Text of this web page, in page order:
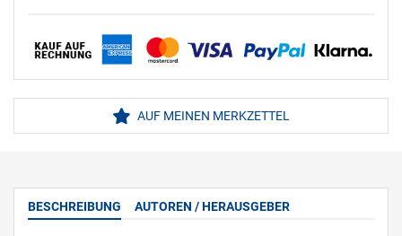
AUF MEINEN MERKZETTEL
BESCHREIBUNG AUTOREN / HERAUSGEBER